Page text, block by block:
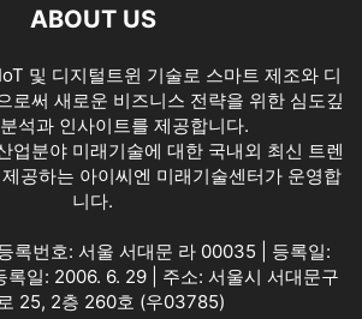
ABOUT US
및 디지털트윈 기술로 스마트 제조와 디
로써 새로운 비즈니스 전략을 위한 심도깊
석과 인사이트를 제공합니다.
업분야 미래기술에 대한 국내외 최신 트렌
공하는 아이씨엔 미래기술센터가 운영합
니다.
록번호: 서울 서대문 라 00035 | 등록일:
록일: 2006. 6. 29 | 주소: 서울시 서대문구
25, 2층 260호 (우03785)